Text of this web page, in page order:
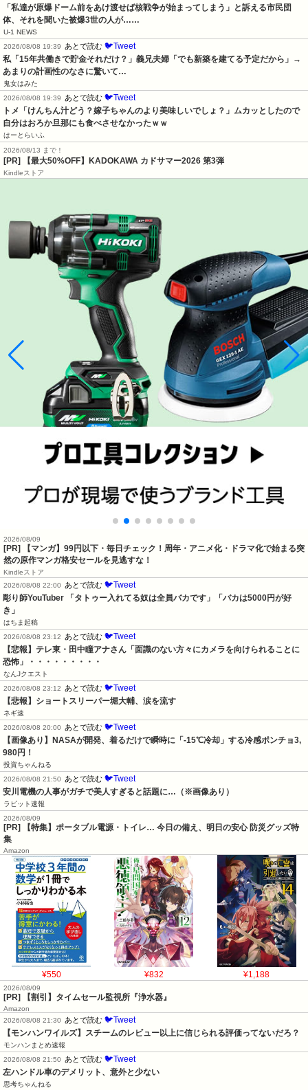
「私達が原爆ドーム前をあけ渡せば核戦争が始まってしまう」と訴える市民団
体、それを聞いた被爆3世の人が……
U-1 NEWS
2026/08/08 19:39
あとで読む 🐦Tweet
私「15年共働きで貯金それだけ？」義兄夫婦「でも新築を建てる予定だから」→
あまりの計画性のなさに驚いて…
鬼女はみた
2026/08/08 19:39
あとで読む 🐦Tweet
トメ「けんちん汁どう？嫁子ちゃんのより美味しいでしょ？」ムカッとしたので
自分はおろか旦那にも食べさせなかったｗｗ
はーとらいふ
2026/08/13 まで！
[PR] 【最大50%OFF】KADOKAWA カドサマー2026 第3弾
Kindleストア
2026/08/09
[PR] 【マンガ】99円以下・毎日チェック！周年・アニメ化・ドラマ化で始まる突
然の原作マンガ格安セールを見逃すな！
Kindleストア
2026/08/08 22:00
あとで読む 🐦Tweet
彫り師YouTuber 「タトゥー入れてる奴は全員バカです」「バカは5000円が好
き」
はちま起稿
2026/08/08 23:12
あとで読む 🐦Tweet
【悲報】テレ東・田中瞳アナさん「面識のない方々にカメラを向けられることに
恐怖」・・・・・・・・・
なんJクエスト
2026/08/08 23:12
あとで読む 🐦Tweet
【悲報】ショートスリーパー堀大輔、涙を流す
ネギ速
2026/08/08 20:00
あとで読む 🐦Tweet
【画像あり】NASAが開発、着るだけで瞬時に「-15℃冷却」する冷感ポンチョ3,
980円！
投資ちゃんねる
2026/08/08 21:50
あとで読む 🐦Tweet
安川電機の人事がガチで美人すぎると話題に…（※画像あり）
ラビット速報
2026/08/09
[PR] 【特集】ポータブル電源・トイレ… 今日の備え、明日の安心 防災グッズ特
集
Amazon
¥550 ¥832 ¥1,188
2026/08/09
[PR] 【割引】タイムセール監視所『浄水器』
Amazon
2026/08/08 21:30 あとで読む 🐦Tweet
【モンハンワイルズ】スチームのレビュー以上に信じられる評価ってないだろ？
モンハンまとめ速報
2026/08/08 21:50 あとで読む 🐦Tweet
左ハンドル車のデメリット、意外と少ない
思考ちゃんねる